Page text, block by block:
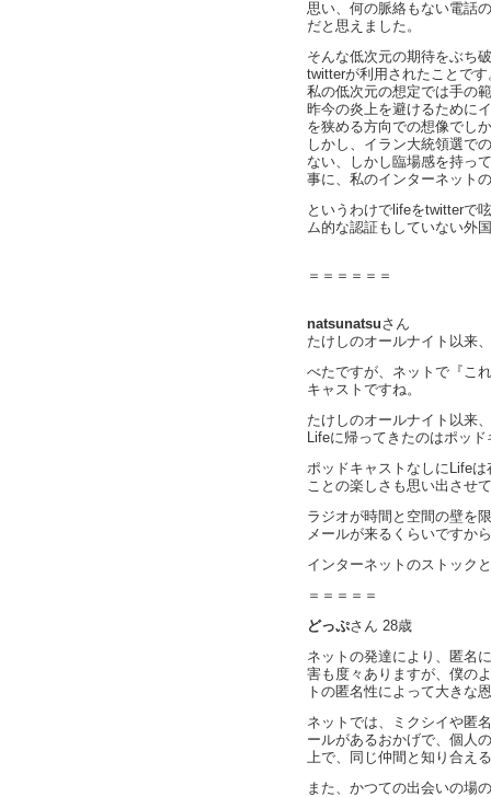
思い、何の脈絡もない電話
だと思えました。
そんな低次元の期待をぶち
twitterが利用されたことです
私の低次元の想定では手の
昨今の炎上を避けるために
を狭める方向での想像でし
しかし、イラン大統領選で
ない、しかし臨場感を持っ
事に、私のインターネット
というわけでlifeをtwitterで
ム的な認証もしていない外
＝＝＝＝＝＝
natsunatsuさん
たけしのオールナイト以来
べたですが、ネットで『こ
キャストですね。
たけしのオールナイト以来
Lifeに帰ってきたのはポッ
ポッドキャストなしにLife
ことの楽しさも思い出させ
ラジオが時間と空間の壁を
メールが来るくらいですか
インターネットのストック
＝＝＝＝＝
どっぷさん 28歳
ネットの発達により、匿名
害も度々ありますが、僕の
トの匿名性によって大きな
ネットでは、ミクシイや匿
ールがあるおかげで、個人
上で、同じ仲間と知り合え
また、かつての出会いの場